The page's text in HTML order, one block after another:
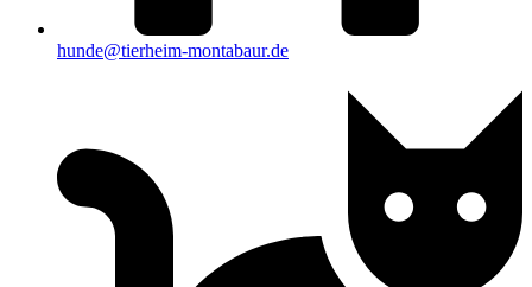
hunde@tierheim-montabaur.de